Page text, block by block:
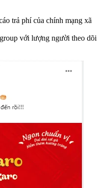
trả phí của chính mạng xã
với lượng người theo dõi